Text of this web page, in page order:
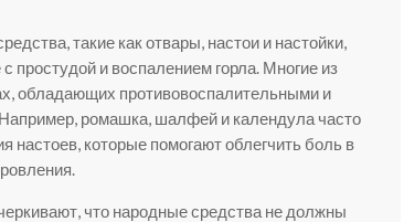
такие как отвары, настои и настойки,
простудой и воспалением горла. Многие из
обладающих противовоспалительными и
ромашка, шалфей и календула часто
настоев, которые помогают облегчить боль в
что народные средства не должны